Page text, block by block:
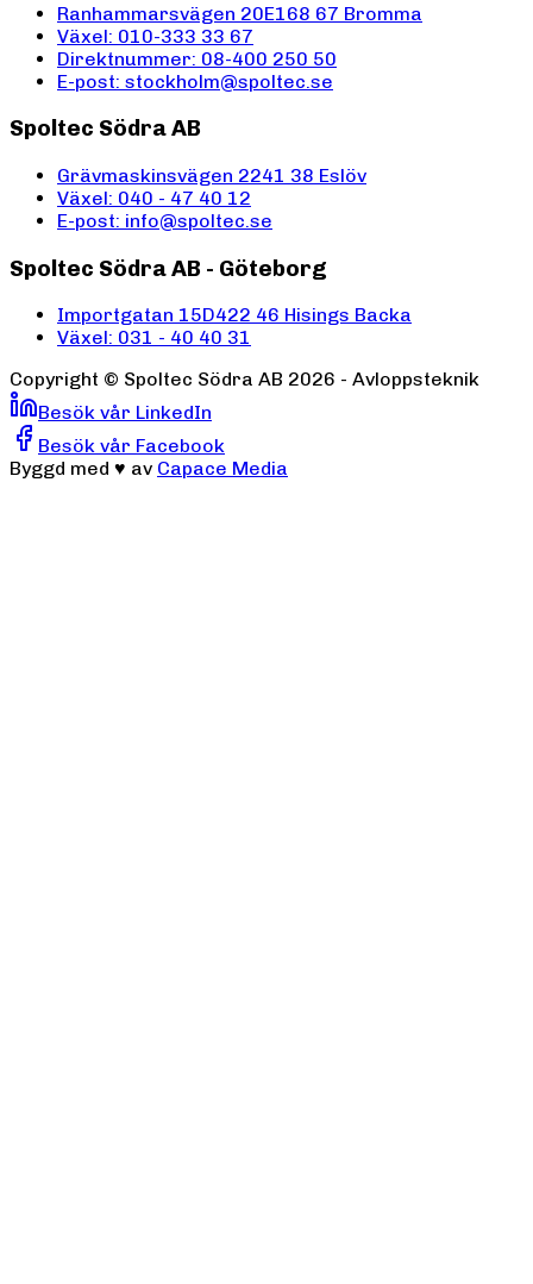
Ranhammarsvägen 20E168 67 Bromma
Växel: 010-333 33 67
Direktnummer: 08-400 250 50
E-post: stockholm@spoltec.se
Spoltec Södra AB
Grävmaskinsvägen 2241 38 Eslöv
Växel: 040 - 47 40 12
E-post: info@spoltec.se
Spoltec Södra AB - Göteborg
Importgatan 15D422 46 Hisings Backa
Växel: 031 - 40 40 31
Copyright © Spoltec Södra AB 2026 - Avloppsteknik
Besök vår LinkedIn
Besök vår Facebook
Byggd med ♥ av Capace Media